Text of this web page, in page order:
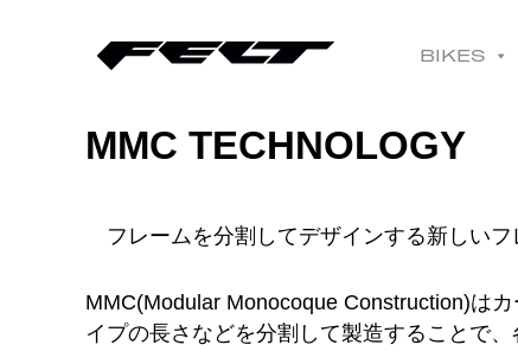
BIKES
MMC TECHNOLOGY
フレームを分割してデザインする新しいフ
MMC(Modular Monocoque Construction)は
イプの長さなどを分割して製造することで